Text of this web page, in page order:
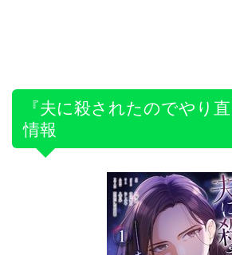
『夫に殺されたのでやり
情報